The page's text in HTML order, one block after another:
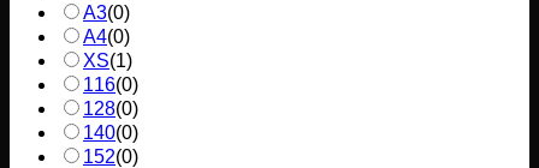
A3(0)
A4(0)
XS(1)
116(0)
128(0)
140(0)
152(0)